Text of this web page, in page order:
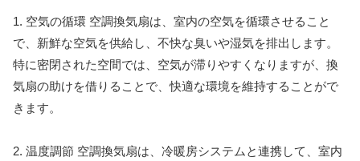
1. 空気の循環 空調換気扇は、室内の空気を循環させること
で、新鮮な空気を供給し、不快な臭いや湿気を排出します。
特に密閉された空間では、空気が滞りやすくなりますが、換
気扇の助けを借りることで、快適な環境を維持することがで
きます。
2. 温度調節 空調換気扇は、冷暖房システムと連携して、室内